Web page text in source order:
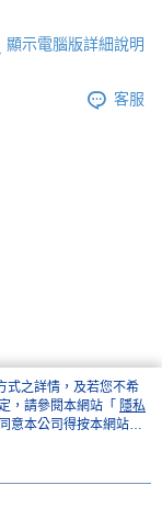
顯示電腦版詳細說明
客服
式之詳情，及若您不希
，請參閱本網站「 隱私
意本公司得按本網站使